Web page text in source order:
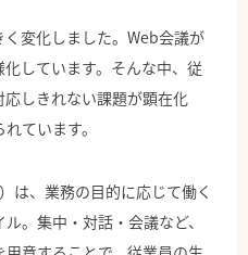
変化しました。Web会議が
しています。そんな中、従
しきれない課題が顕在化
ています。
は、業務の目的に応じて働く
。集中・対話・会議など、